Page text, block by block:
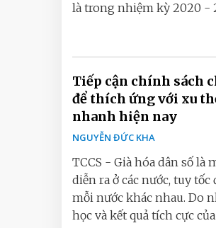
là trong nhiệm kỳ 2020 -
Tiếp cận chính sách
để thích ứng với xu
nhanh hiện nay
NGUYỄN ĐỨC KHA
TCCS - Già hóa dân số là
diễn ra ở các nước, tuy
mỗi nước khác nhau. Do
học và kết quả tích cực